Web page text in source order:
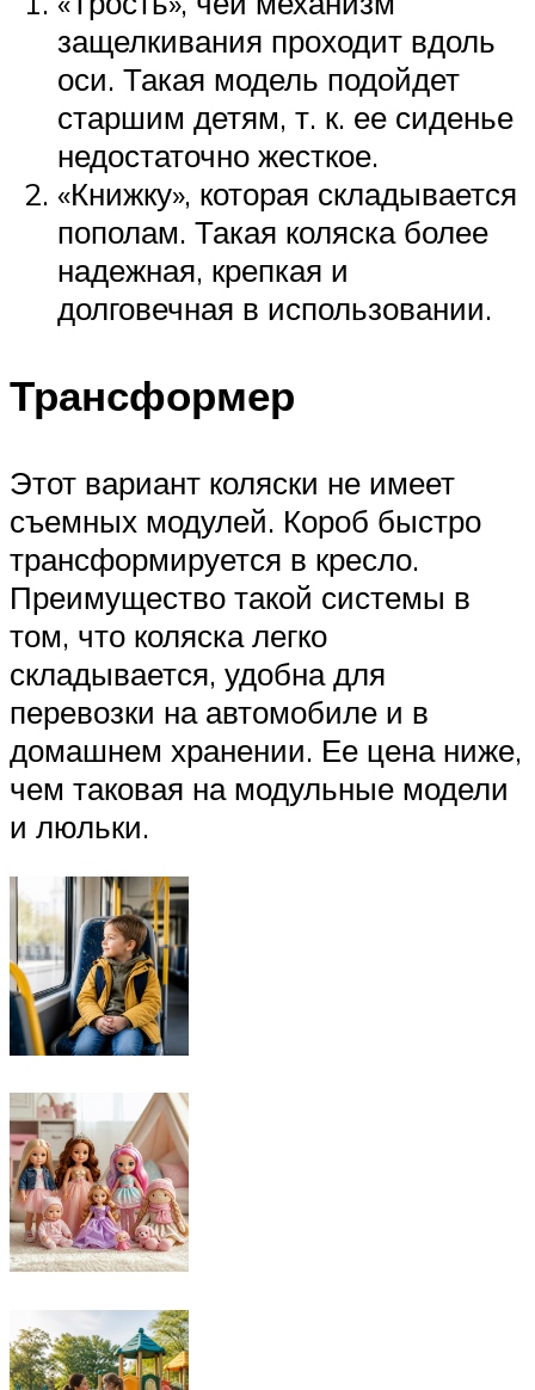
защелкивания проходит вдоль
оси. Такая модель подойдет
старшим детям, т. к. ее сиденье
недостаточно жесткое.
«Книжку», которая складывается
пополам. Такая коляска более
надежная, крепкая и
долговечная в использовании.
Трансформер
Этот вариант коляски не имеет
съемных модулей. Короб быстро
трансформируется в кресло.
Преимущество такой системы в
том, что коляска легко
складывается, удобна для
перевозки на автомобиле и в
домашнем хранении. Ее цена ниже,
чем таковая на модульные модели
и люльки.